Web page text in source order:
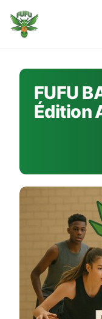
content
FUFU
Édition